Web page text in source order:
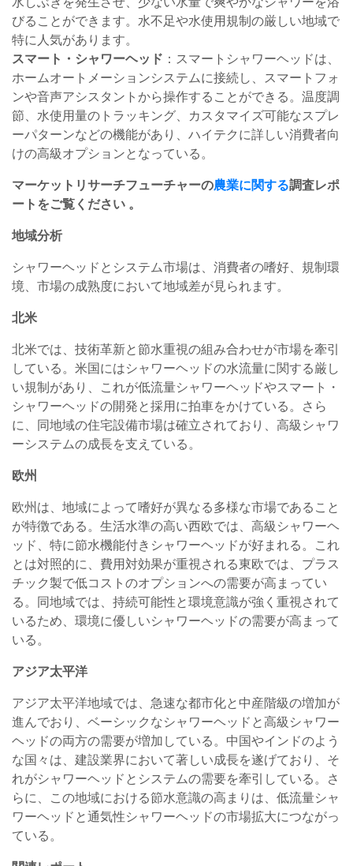
びることができます。水不足や水使用規制の厳しい地域で
特に人気があります。
スマート・シャワーヘッド ：スマートシャワーヘッドは、
ホームオートメーションシステムに接続し、スマートフォ
ンや音声アシスタントから操作することができる。温度調
節、水使用量のトラッキング、カスタマイズ可能なスプレ
ーパターンなどの機能があり、ハイテクに詳しい消費者向
けの高級オプションとなっている。
マーケットリサーチフューチャーの農業に関する調査レポ
ートをご覧ください 。
地域分析
シャワーヘッドとシステム市場は、消費者の嗜好、規制環
境、市場の成熟度において地域差が見られます。
北米
北米では、技術革新と節水重視の組み合わせが市場を牽引
している。米国にはシャワーヘッドの水流量に関する厳し
い規制があり、これが低流量シャワーヘッドやスマート・
シャワーヘッドの開発と採用に拍車をかけている。さら
に、同地域の住宅設備市場は確立されており、高級シャワ
ーシステムの成長を支えている。
欧州
欧州は、地域によって嗜好が異なる多様な市場であること
が特徴である。生活水準の高い西欧では、高級シャワーヘ
ッド、特に節水機能付きシャワーヘッドが好まれる。これ
とは対照的に、費用対効果が重視される東欧では、プラス
チック製で低コストのオプションへの需要が高まってい
る。同地域では、持続可能性と環境意識が強く重視されて
いるため、環境に優しいシャワーヘッドの需要が高まって
いる。
アジア太平洋
アジア太平洋地域では、急速な都市化と中産階級の増加が
進んでおり、ベーシックなシャワーヘッドと高級シャワー
ヘッドの両方の需要が増加している。中国やインドのよう
な国々は、建設業界において著しい成長を遂げており、そ
れがシャワーヘッドとシステムの需要を牽引している。さ
らに、この地域における節水意識の高まりは、低流量シャ
ワーヘッドと通気性シャワーヘッドの市場拡大につながっ
ている。